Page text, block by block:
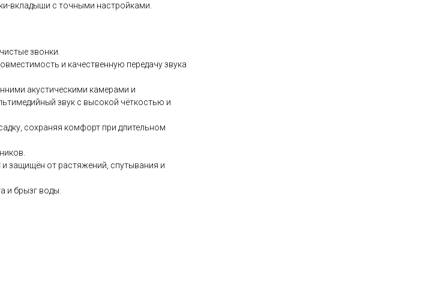
вкладыши с точными настройками.
звонки.
и качественную передачу звука
акустическими камерами и
звук с высокой чёткостью и
сохраняя комфорт при длительном
защищён от растяжений, спутывания и
и брызг воды.